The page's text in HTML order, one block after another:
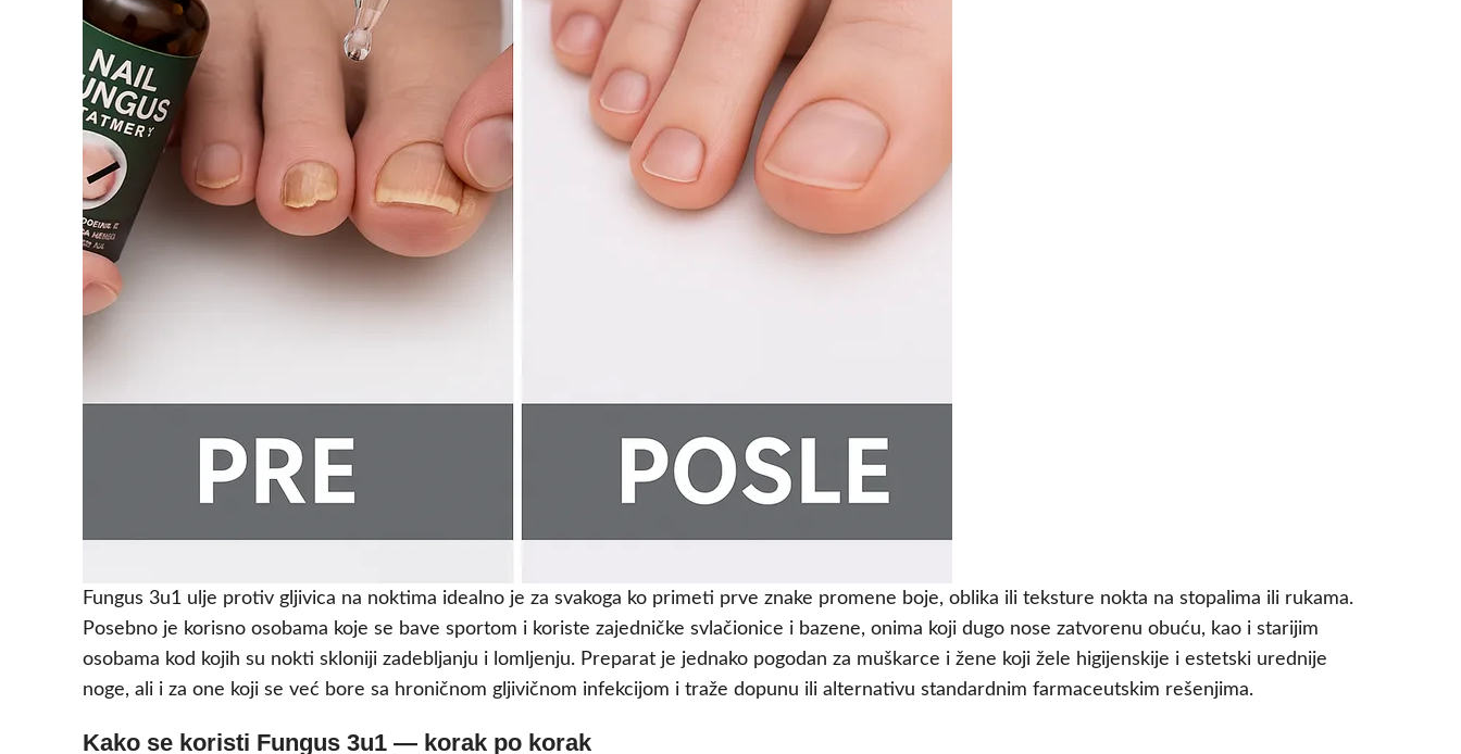
Fungus 3u1 ulje protiv gljivica na noktima idealno je za svakoga ko primeti prve znake promene boje, oblika ili teksture nokta na stopalima ili rukama.
Posebno je korisno osobama koje se bave sportom i koriste zajedničke svlačionice i bazene, onima koji dugo nose zatvorenu obuću, kao i starijim
osobama kod kojih su nokti skloniji zadebljanju i lomljenju. Preparat je jednako pogodan za muškarce i žene koji žele higijenskije i estetski urednije
noge, ali i za one koji se već bore sa hroničnom gljivičnom infekcijom i traže dopunu ili alternativu standardnim farmaceutskim rešenjima.
Kako se koristi Fungus 3u1 — korak po korak